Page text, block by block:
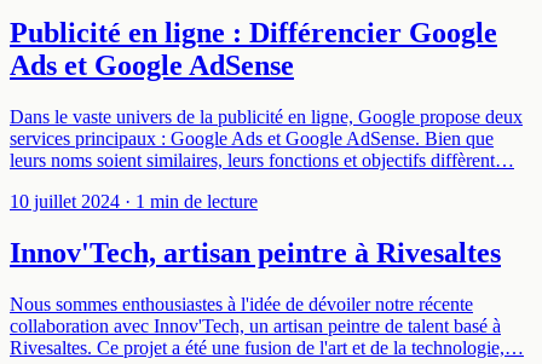
Publicité en ligne : Différencier Google
Ads et Google AdSense
Dans le vaste univers de la publicité en ligne, Google propose deux
services principaux : Google Ads et Google AdSense. Bien que
leurs noms soient similaires, leurs fonctions et objectifs diffèrent…
10 juillet 2024 · 1 min de lecture
Innov'Tech, artisan peintre à Rivesaltes
Nous sommes enthousiastes à l'idée de dévoiler notre récente
collaboration avec Innov'Tech, un artisan peintre de talent basé à
Rivesaltes. Ce projet a été une fusion de l'art et de la technologie,…